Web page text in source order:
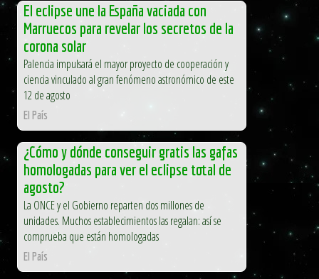
El eclipse une la España vaciada con
Marruecos para revelar los secretos de la
corona solar
Palencia impulsará el mayor proyecto de cooperación y
ciencia vinculado al gran fenómeno astronómico de este
12 de agosto
El País
¿Cómo y dónde conseguir gratis las gafas
homologadas para ver el eclipse total de
agosto?
La ONCE y el Gobierno reparten dos millones de
unidades. Muchos establecimientos las regalan: así se
comprueba que están homologadas
El País